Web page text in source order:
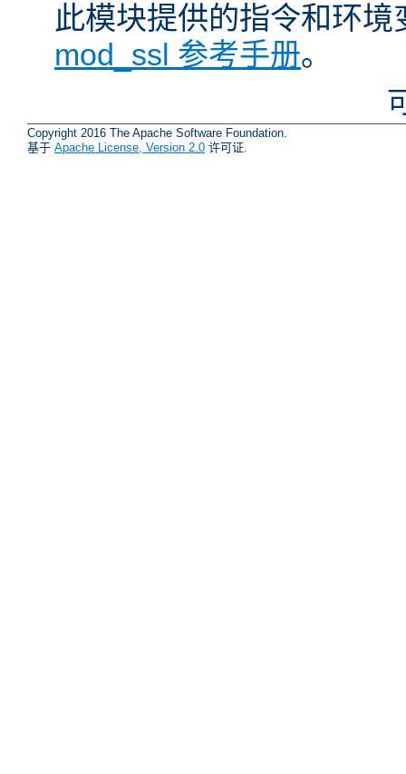
此模块提供的指令和环
mod_ssl 参考手册。
Copyright 2016 The Apache Software Foundation.
基于 Apache License, Version 2.0 许可证.